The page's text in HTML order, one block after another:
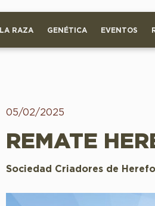
LA RAZA GENÉTICA EVENTOS
05/02/2025
REMATE
Sociedad Criadores de